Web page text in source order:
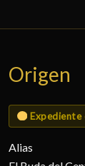
Origen
Expediente
Alias